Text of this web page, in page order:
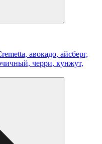
авокадо, айсберг,
черри, кунжут,